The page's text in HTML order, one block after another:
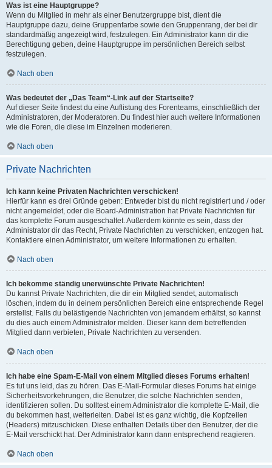
Was ist eine Hauptgruppe?
Wenn du Mitglied in mehr als einer Benutzergruppe bist, dient die
Hauptgruppe dazu, deine Gruppenfarbe sowie den Gruppenrang, der bei dir
standardmäßig angezeigt wird, festzulegen. Ein Administrator kann dir die
Berechtigung geben, deine Hauptgruppe im persönlichen Bereich selbst
festzulegen.
Nach oben
Was bedeutet der „Das Team“-Link auf der Startseite?
Auf dieser Seite findest du eine Auflistung des Forenteams, einschließlich der
Administratoren, der Moderatoren. Du findest hier auch weitere Informationen
wie die Foren, die diese im Einzelnen moderieren.
Nach oben
Private Nachrichten
Ich kann keine Privaten Nachrichten verschicken!
Hierfür kann es drei Gründe geben: Entweder bist du nicht registriert und / oder
nicht angemeldet, oder die Board-Administration hat Private Nachrichten für
das komplette Forum ausgeschaltet. Außerdem könnte es sein, dass der
Administrator dir das Recht, Private Nachrichten zu verschicken, entzogen hat.
Kontaktiere einen Administrator, um weitere Informationen zu erhalten.
Nach oben
Ich bekomme ständig unerwünschte Private Nachrichten!
Du kannst Private Nachrichten, die dir ein Mitglied sendet, automatisch
löschen, indem du in deinem persönlichen Bereich eine entsprechende Regel
erstellst. Falls du belästigende Nachrichten von jemandem erhältst, so kannst
du dies auch einem Administrator melden. Dieser kann dem betreffenden
Mitglied dann verbieten, Private Nachrichten zu versenden.
Nach oben
Ich habe eine Spam-E-Mail von einem Mitglied dieses Forums erhalten!
Es tut uns leid, das zu hören. Das E-Mail-Formular dieses Forums hat einige
Sicherheitsvorkehrungen, die Benutzer, die solche Nachrichten senden,
identifizieren sollen. Du solltest einem Administrator die komplette E-Mail, die
du bekommen hast, weiterleiten. Dabei ist es ganz wichtig, die Kopfzeilen
(Headers) mitzuschicken. Diese enthalten Details über den Benutzer, der die
E-Mail verschickt hat. Der Administrator kann dann entsprechend reagieren.
Nach oben